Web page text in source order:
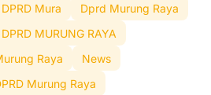
DPRD Mura
Dprd Murung Raya
DPRD MURUNG RAYA
Raya
News
Murung Raya